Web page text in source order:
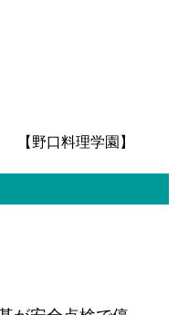
【野口料理学園】